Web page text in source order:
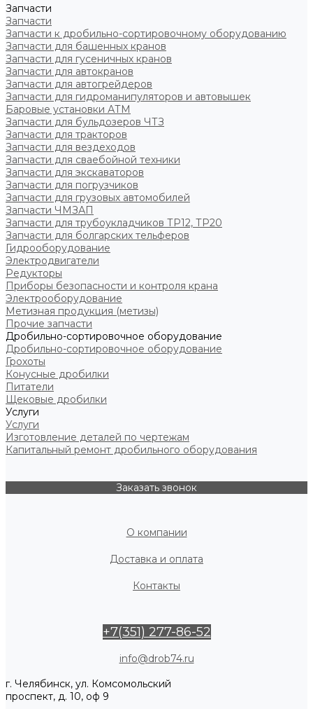
Запчасти
Запчасти
Запчасти к дробильно-сортировочному оборудованию
Запчасти для башенных кранов
Запчасти для гусеничных кранов
Запчасти для автокранов
Запчасти для автогрейдеров
Запчасти для гидроманипуляторов и автовышек
Баровые установки АТМ
Запчасти для бульдозеров ЧТЗ
Запчасти для тракторов
Запчасти для вездеходов
Запчасти для сваебойной техники
Запчасти для экскаваторов
Запчасти для погрузчиков
Запчасти для грузовых автомобилей
Запчасти ЧМЗАП
Запчасти для трубоукладчиков ТР12, ТР20
Запчасти для болгарских тельферов
Гидрооборудование
Электродвигатели
Редукторы
Приборы безопасности и контроля крана
Электрооборудование
Метизная продукция (метизы)
Прочие запчасти
Дробильно-сортировочное оборудование
Дробильно-сортировочное оборудование
Грохоты
Конусные дробилки
Питатели
Щековые дробилки
Услуги
Услуги
Изготовление деталей по чертежам
Капитальный ремонт дробильного оборудования
Заказать звонок
О компании
Доставка и оплата
Контакты
+7(351) 277-86-52
info@drob74.ru
г. Челябинск, ул. Комсомольский
проспект, д. 10, оф 9